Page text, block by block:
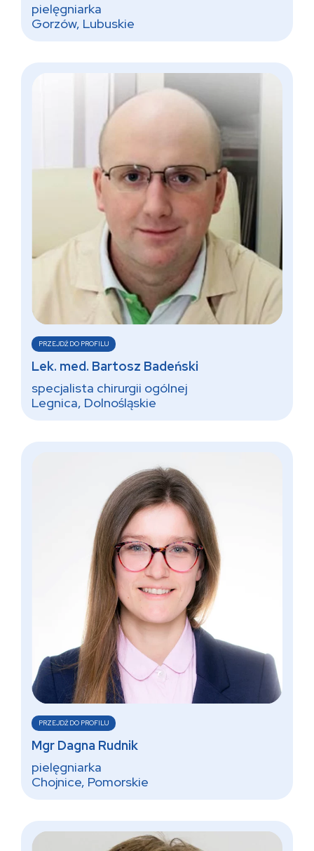
pielęgniarka
Gorzów, Lubuskie
PRZEJDŹ DO PROFILU
Lek. med. Bartosz Badeński
specjalista chirurgii ogólnej
Legnica, Dolnośląskie
PRZEJDŹ DO PROFILU
Mgr Dagna Rudnik
pielęgniarka
Chojnice, Pomorskie